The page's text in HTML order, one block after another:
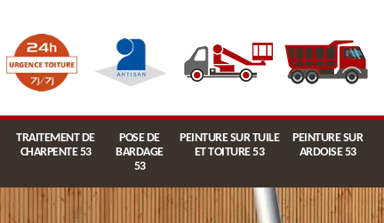
TRAITEMENT DE
CHARPENTE 53
POSE DE
BARDAGE
53
PEINTURE SUR TUILE
ET TOITURE 53
PEINTURE SUR
ARDOISE 53